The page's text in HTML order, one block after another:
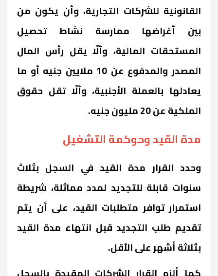
القانونية للشركات التجارية، وأن يكون من
بين أغراضها ممارسة نشاط تحصيل
المستحقات المالية، وألّا يقل رأس المال
المصدر والمدفوع عن 10 ملايين جنيه أو ما
يعادلها بالعملة الأجنبية، وألّا تقل حقوق
الملكية عن 20 مليون جنيه.
مدة القيد وحوكمة التشغيل
وحدد القرار مدة القيد في السجل بثلاث
سنوات قابلة للتجديد لمدد مماثلة، شريطة
استمرار توافر متطلبات القيد، على أن يتم
تقديم طلب التجديد قبل انتهاء مدة القيد
بثلاثة أشهر على الأقل.